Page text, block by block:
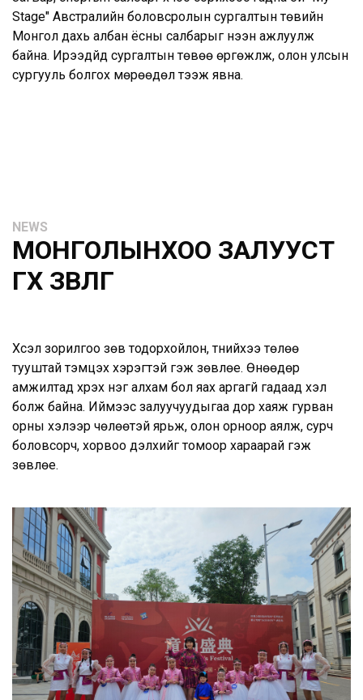
Stage" Австралийн боловсролын сургалтын төвийн
Монгол дахь албан ёсны салбарыг нээн ажлуулж
байна. Ирээдүйд сургалтын төвөө өргөжүүлж, олон улсын
сургууль болгох мөрөөдөл тээж явна.
NEWS
МОНГОЛЫНХОО ЗАЛУУСТ
ӨГӨХ ЗӨВЛӨГӨӨ
Хүсэл зорилгоо зөв тодорхойлон, түүнийхээ төлөө
тууштай тэмцэх хэрэгтэй гэж зөвлөе. Өнөөдөр
амжилтад хүрэх нэг алхам бол яах аргагүй гадаад хэл
болж байна. Иймээс залуучуудыгаа дор хаяж гурван
орны хэлээр чөлөөтэй ярьж, олон орноор аялж, сурч
боловсорч, хорвоо дэлхийг томоор хараарай гэж
зөвлөе.